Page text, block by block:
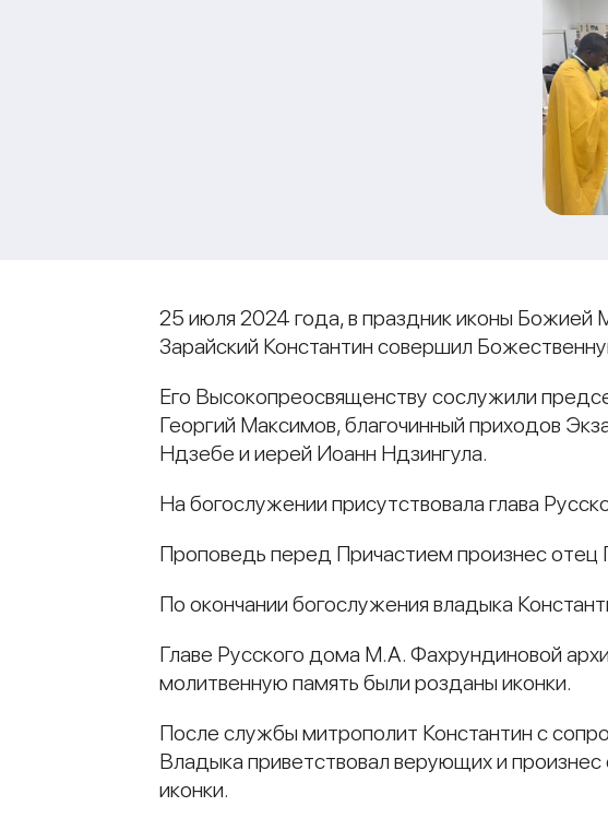
25 июля 2024 года, в праздник иконы
Зарайский Константин совершил
Его Высокопреосвященству сослужили
Георгий Максимов, благочинный приходов
Ндзебе и иерей Иоанн Ндзингула.
На богослужении присутствовала глава
Проповедь перед Причастием произнес отец
По окончании богослужения владыка
Главе Русского дома М.А. Фахрундиновой
молитвенную память были розданы иконки.
После службы митрополит Константин с
Владыка приветствовал верующих и
иконки.